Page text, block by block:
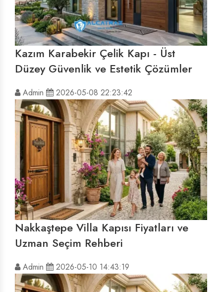
Kazım Karabekir Çelik Kapı - Üst
Düzey Güvenlik ve Estetik Çözümler
Admin 2026-05-08 22:23:42
Nakkaştepe Villa Kapısı Fiyatları ve
Uzman Seçim Rehberi
Admin 2026-05-10 14:43:19